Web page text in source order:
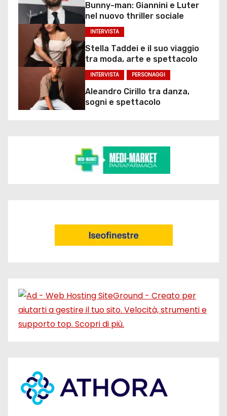
Bunny-man: Giannini e Luter
nel nuovo thriller sociale
INTERVISTA
Stella Taddei e il suo viaggio
tra moda, arte e spettacolo
INTERVISTA PERSONAGGI
Aleandro Cirillo tra danza,
sogni e spettacolo